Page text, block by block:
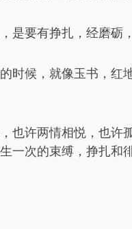
要有挣扎，经磨砺
候，就像玉书，红
也许两情相悦，也许
次的束缚，挣扎和